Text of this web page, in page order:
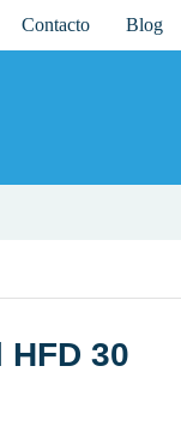
Contacto Blog
30